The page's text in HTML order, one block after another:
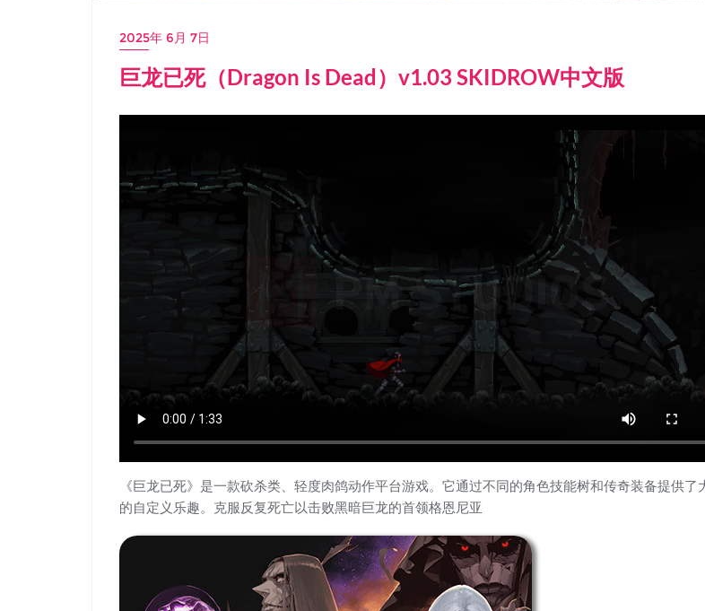
2025年 6月 7日
巨龙已死（Dragon Is Dead）v1.03 SKIDROW中文版
《巨龙已死》是一款砍杀类、轻度肉鸽动作平台游戏。它通过不同的角色技能树和传奇装备提供了
的自定义乐趣。克服反复死亡以击败黑暗巨龙的首领格恩尼亚